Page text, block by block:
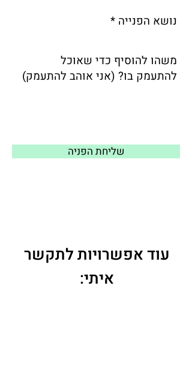
שליחת הפניה
עוד אפשרויות לתקשר
איתי: